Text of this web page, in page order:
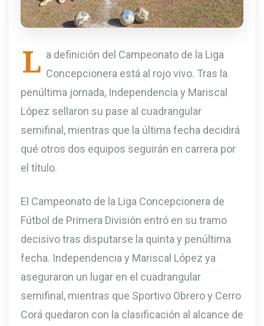
L a definición del Campeonato de la Liga
Concepcionera está al rojo vivo. Tras la
penúltima jornada, Independencia y Mariscal
López sellaron su pase al cuadrangular
semifinal, mientras que la última fecha decidirá
qué otros dos equipos seguirán en carrera por
el título.
El Campeonato de la Liga Concepcionera de
Fútbol de Primera División entró en su tramo
decisivo tras disputarse la quinta y penúltima
fecha. Independencia y Mariscal López ya
aseguraron un lugar en el cuadrangular
semifinal, mientras que Sportivo Obrero y Cerro
Corá quedaron con la clasificación al alcance de